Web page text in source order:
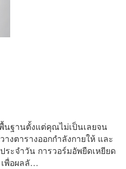
นฐานตั้งแต่คุณไม่เป็นเลยจน
งตารางออกกำลังกายให้ และ
ะจำวัน การวอร์มอัพยืดเหยียด
เพื่อผลลั…